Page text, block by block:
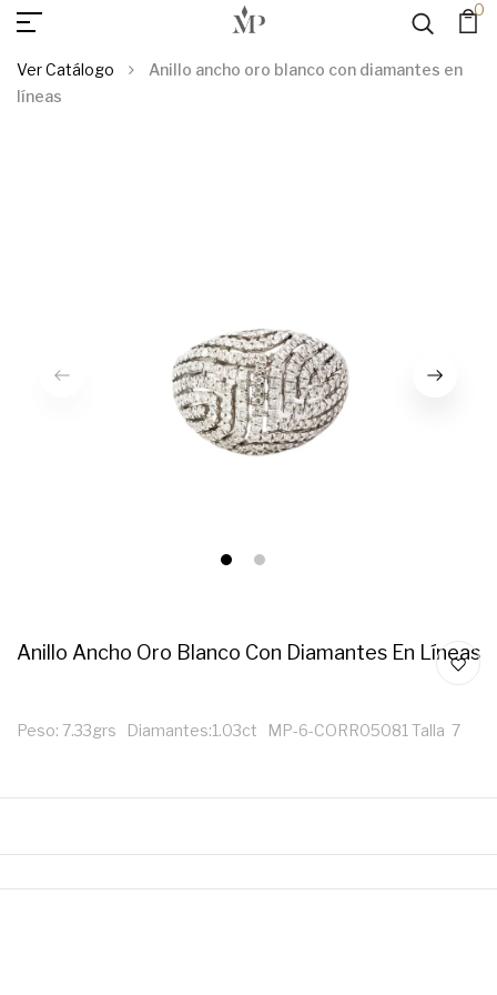
0
Ver Catálogo
Anillo ancho oro blanco con diamantes en
líneas
1 2
Anillo Ancho Oro Blanco Con Diamantes En Líneas
Peso: 7.33grs Diamantes:1.03ct MP-6-CORR05081 Talla 7
AGREGAR AL